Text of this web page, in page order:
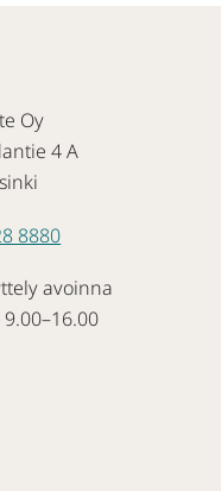
Oy
4 A
8880
avoinna